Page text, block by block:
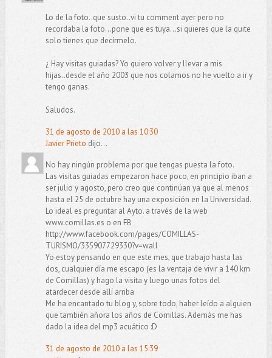
Lo de la foto..que susto..vi tu comment ayer pero no
recordaba la foto...pone que es tuya...si quieres que la quite
solo tienes que decírmelo.
¿ Hay visitas guiadas? Yo quiero volver y llevar a mis
hijas..desde el año 2003 que nos colamos no he vuelto a ir y
tengo ganas.
Saludos.
31 de agosto de 2010 a las 10:30
Javier Prieto dijo...
No hay ningún problema por que tengas puesta la foto.
Las visitas guiadas empezaron hace poco, en principio iban a
ser julio y agosto, pero creo que continúan ya que al menos
hasta el 25 de octubre hay una exposición en la Universidad.
Lo ideal es preguntar al Ayto. a través de la web
www.comillas.es o en FB
http://www.facebook.com/pages/COMILLAS-
TURISMO/335907729330?v=wall
Yo estoy pensando en que este mes, que trabajo hasta las
dos, cualquier día me escapo (es la ventaja de vivir a 140 km
de Comillas) y hago la visita y luego unas fotos del
atardecer desde allí arriba
Me ha encantado tu blog y, sobre todo, haber leído a alguien
que también añora los años de Comillas. Además me has
dado la idea del mp3 acuático :D
31 de agosto de 2010 a las 15:39